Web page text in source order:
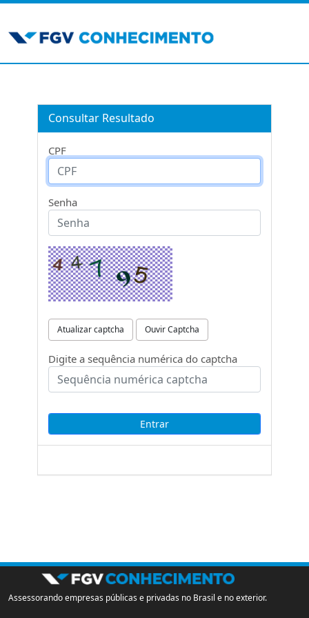
Consultar Resultado
CPF
Senha
Atualizar captcha Ouvir Captcha
Digite a sequência numérica do captcha
Assessorando empresas públicas e privadas no Brasil e no exterior.